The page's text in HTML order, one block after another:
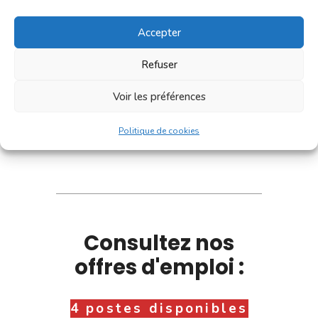
Accepter
Refuser
Voir les préférences
Politique de cookies
Consultez nos
offres d'emploi :
4 postes disponibles